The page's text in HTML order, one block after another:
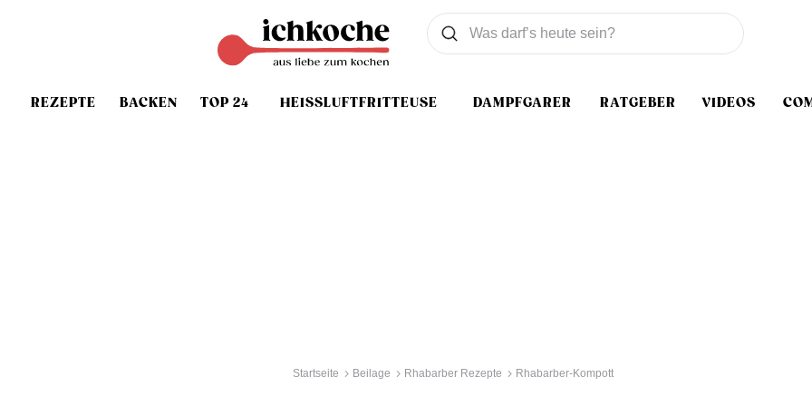
REZEPTE BACKEN TOP 24 HEISSLUFTFRITTEUSE DAMPFGARER RATGEBER VIDEOS
Was wollen Sie suchen
Suchen
Startseite Beilage Rhabarber Rezepte Rhabarber-Kompott